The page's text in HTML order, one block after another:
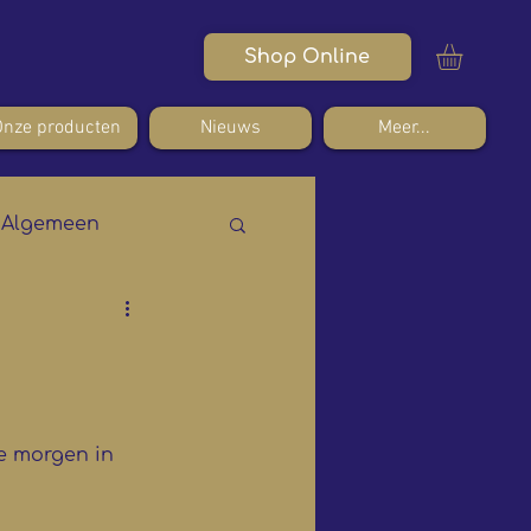
producten Nieuws Meer...
Shop Online
Algemeen
morgen in